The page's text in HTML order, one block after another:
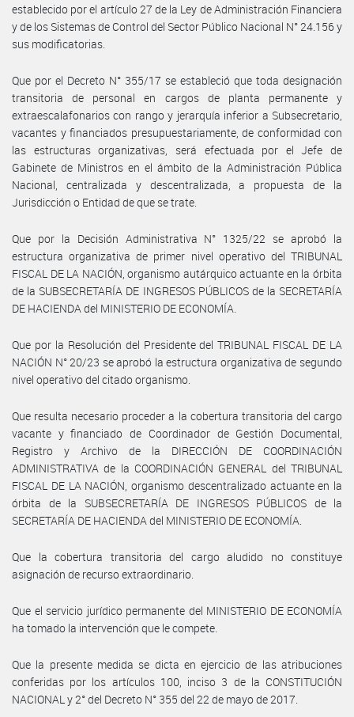
establecido por el artículo 27 de la Ley de Administración Financiera
y de los Sistemas de Control del Sector Público Nacional N° 24.156 y
sus modificatorias.
Que por el Decreto N° 355/17 se estableció que toda designación
transitoria de personal en cargos de planta permanente y
extraescalafonarios con rango y jerarquía inferior a Subsecretario,
vacantes y financiados presupuestariamente, de conformidad con
las estructuras organizativas, será efectuada por el Jefe de
Gabinete de Ministros en el ámbito de la Administración Pública
Nacional, centralizada y descentralizada, a propuesta de la
Jurisdicción o Entidad de que se trate.
Que por la Decisión Administrativa N° 1325/22 se aprobó la
estructura organizativa de primer nivel operativo del TRIBUNAL
FISCAL DE LA NACIÓN, organismo autárquico actuante en la órbita
de la SUBSECRETARÍA DE INGRESOS PÚBLICOS de la SECRETARÍA
DE HACIENDA del MINISTERIO DE ECONOMÍA.
Que por la Resolución del Presidente del TRIBUNAL FISCAL DE LA
NACIÓN N° 20/23 se aprobó la estructura organizativa de segundo
nivel operativo del citado organismo.
Que resulta necesario proceder a la cobertura transitoria del cargo
vacante y financiado de Coordinador de Gestión Documental,
Registro y Archivo de la DIRECCIÓN DE COORDINACIÓN
ADMINISTRATIVA de la COORDINACIÓN GENERAL del TRIBUNAL
FISCAL DE LA NACIÓN, organismo descentralizado actuante en la
órbita de la SUBSECRETARÍA DE INGRESOS PÚBLICOS de la
SECRETARÍA DE HACIENDA del MINISTERIO DE ECONOMÍA.
Que la cobertura transitoria del cargo aludido no constituye
asignación de recurso extraordinario.
Que el servicio jurídico permanente del MINISTERIO DE ECONOMÍA
ha tomado la intervención que le compete.
Que la presente medida se dicta en ejercicio de las atribuciones
conferidas por los artículos 100, inciso 3 de la CONSTITUCIÓN
NACIONAL y 2° del Decreto N° 355 del 22 de mayo de 2017.